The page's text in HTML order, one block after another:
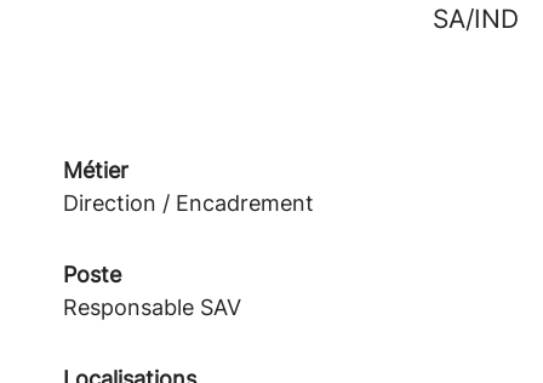
SA/IND
Métier
Direction / Encadrement
Poste
Responsable SAV